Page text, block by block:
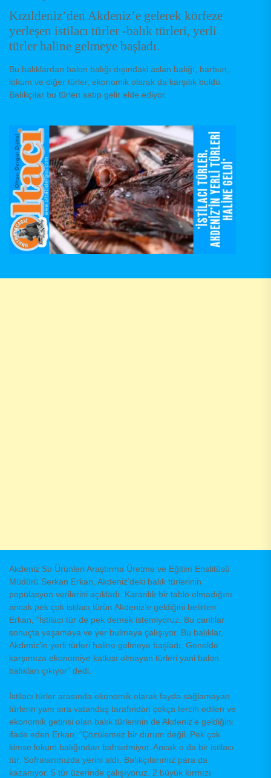
Kızıldeniz’den Akdeniz’e gelerek körfeze
yerleşen istilacı türler -balık türleri, yerli
türler haline gelmeye başladı.
Bu balıklardan balon balığı dışındaki aslan balığı, barbun,
lokum ve diğer türler, ekonomik olarak da karşılık buldu.
Balıkçılar bu türleri satıp gelir elde ediyor.
Akdeniz Su Ürünleri Araştırma Üretme ve Eğitim Enstitüsü
Müdürü Serkan Erkan, Akdeniz’deki balık türlerinin
popülasyon verilerini açıkladı. Karanlık bir tablo olmadığını
ancak pek çok istilacı türün Akdeniz’e geldiğini belirten
Erkan, “İstilacı tür de pek demek istemiyoruz. Bu canlılar
sonuçta yaşamaya ve yer bulmaya çalışıyor. Bu balıklar,
Akdeniz’in yerli türleri haline gelmeye başladı. Genelde
karşımıza ekonomiye katkısı olmayan türleri yani balon
balıkları çıkıyor” dedi.
İstilacı türler arasında ekonomik olarak fayda sağlamayan
türlerin yanı sıra vatandaş tarafından çokça tercih edilen ve
ekonomik getirisi olan balık türlerinin de Akdeniz’e geldiğini
ifade eden Erkan, “Çözülemez bir durum değil. Pek çok
kimse lokum balığından bahsetmiyor. Ancak o da bir istilacı
tür. Sofralarımızda yerini aldı. Balıkçılarımız para da
kazanıyor. 5 tür üzerinde çalışıyoruz. 2 büyük kırmızı